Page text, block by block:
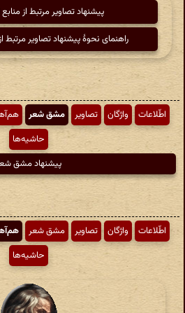
پیشنهاد تصاویر مرتبط از منابع
راهنمای نحوهٔ پیشنهاد تصاویر مرتبط
اطّلاعات واژگان تصاویر مشق شعر
حاشیه‌ها
پیشنهاد مشق
اطّلاعات واژگان تصاویر مشق شعر
حاشیه‌ها